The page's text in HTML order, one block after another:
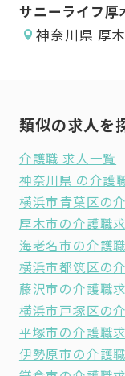
サニーライフ厚
神奈川県 厚
類似の求人を
介護職 求人一覧
神奈川県 の介護
横浜市青葉区の
厚木市の介護職
海老名市の介護
横浜市都筑区の
藤沢市の介護職
横浜市戸塚区の
平塚市の介護職
伊勢原市の介護